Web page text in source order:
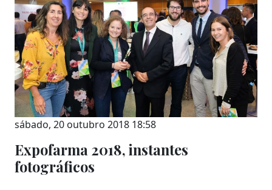
sábado, 20 outubro 2018 18:58
Expofarma 2018, instantes
fotográficos